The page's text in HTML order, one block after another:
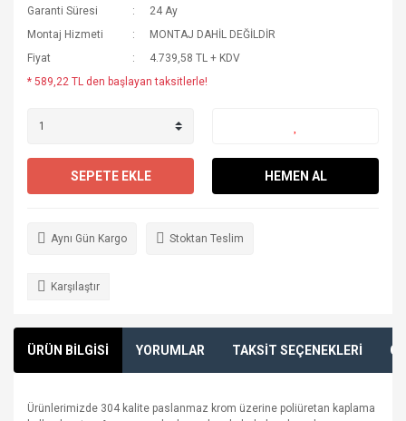
Garanti Süresi
24 Ay
Montaj Hizmeti
MONTAJ DAHİL DEĞİLDİR
Fiyat
4.739,58 TL + KDV
* 589,22 TL den başlayan taksitlerle!
SEPETE EKLE HEMEN AL
Aynı Gün Kargo Stoktan Teslim
Karşılaştır
ÜRÜN BİLGİSİ YORUMLAR TAKSİT SEÇENEKLERİ
Ürünlerimizde 304 kalite paslanmaz krom üzerine poliüretan kaplama